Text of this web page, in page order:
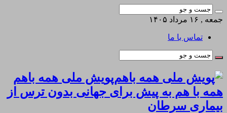
جمعه , ۱۶ مرداد ۱۴۰۵
تماس با ما
پویش ملی همه باهم
همه با هم به پیش برای جهانی بدون ترس از
بیماری سرطان